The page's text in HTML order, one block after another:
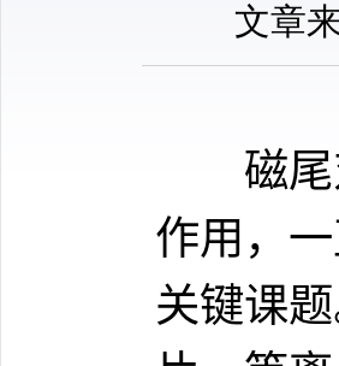
文章
磁
作用，
关键课